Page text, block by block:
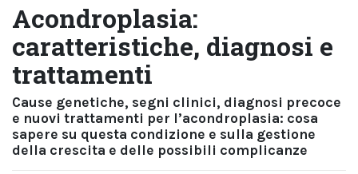
Acondroplasia:
caratteristiche, diagnosi e
trattamenti
Cause genetiche, segni clinici, diagnosi precoce
e nuovi trattamenti per l’acondroplasia: cosa
sapere su questa condizione e sulla gestione
della crescita e delle possibili complicanze